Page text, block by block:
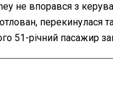
не впорався з
перекинулася
51-річний пасажир